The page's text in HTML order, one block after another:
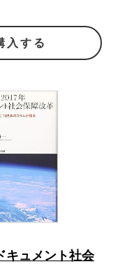
入する
キュメント社会